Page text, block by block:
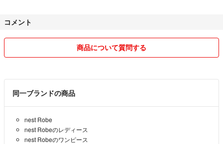
また殆ど送料込となり、
主に普通郵便として送ります。
予めご了承くださいm(__)m
ノークレームノーリターンでご利用お願い致します
コメント
商品について質問する
同一ブランドの商品
nest Robe
nest Robeのレディース
nest Robeのワンピース